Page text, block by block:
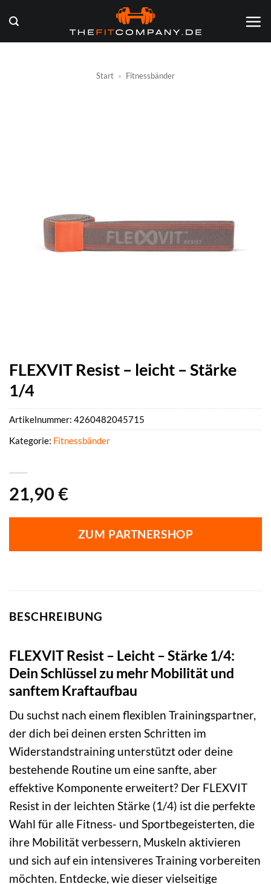
Inhalt
springen
Start » Fitnessbänder
FLEXVIT Resist – leicht – Stärke
1/4
21,90 €
ZUM PARTNERSHOP
Artikelnummer: 4260482045715
Kategorie: Fitnessbänder
BESCHREIBUNG
FLEXVIT Resist – Leicht – Stärke 1/4:
Dein Schlüssel zu mehr Mobilität und
sanftem Kraftaufbau
Du suchst nach einem flexiblen Trainingspartner,
der dich bei deinen ersten Schritten im
Widerstandstraining unterstützt oder deine
bestehende Routine um eine sanfte, aber
effektive Komponente erweitert? Der FLEXVIT
Resist in der leichten Stärke (1/4) ist die perfekte
Wahl für alle Fitness- und Sportbegeisterten, die
ihre Mobilität verbessern, Muskeln aktivieren
und sich auf ein intensiveres Training vorbereiten
möchten. Entdecke, wie dieser vielseitige